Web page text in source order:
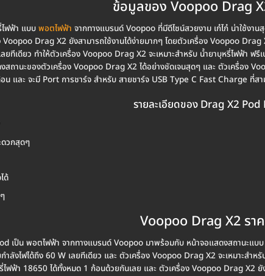
ข้อมูลของ Voopoo Drag
ฟฟ้า แบบพอตไฟฟ้า จากทางแบรนด์ Voopoo ที่มีดีไซน์สวยงาม เก๋ไก๋ น่าใช้งา
Drag X2 ยังสามารถใช้งานได้ง่ายมากๆ โดยตัวเครื่อง Voopoo
ยทีเดียว ทำให้ตัวเครื่อง Voopoo Drag X2 จะเหมาะสำหรับ น้ำยาบุหรี่ไฟฟ้า
ถานะของตัวเครื่อง Voopoo Drag X2 ได้อย่างชัดเจนสุดๆ และ ตัวเครื่อง
น และ จะมี Port การชาร์จ สำหรับ สายชาร์จ USB Type C Fast Charge ที่ส
รายละเอียดของ Drag X2 Pod
ดวกสุดๆ
ด้
Voopoo Drag X2 รา
เป็น พอตไฟฟ้า จากทางแบรนด์ Voopoo มาพร้อมกับ หน้าจอแสดงสถานะแบ
ลังไฟได้ถึง 60 W เลยทีเดียว และ ตัวเครื่อง Voopoo Drag X2 จะเหมาะสำ
ไฟฟ้า 18650 ได้ทั้งหมด 1 ก้อนด้วยกันเลย และ ตัวเครื่อง Voopoo Drag X2